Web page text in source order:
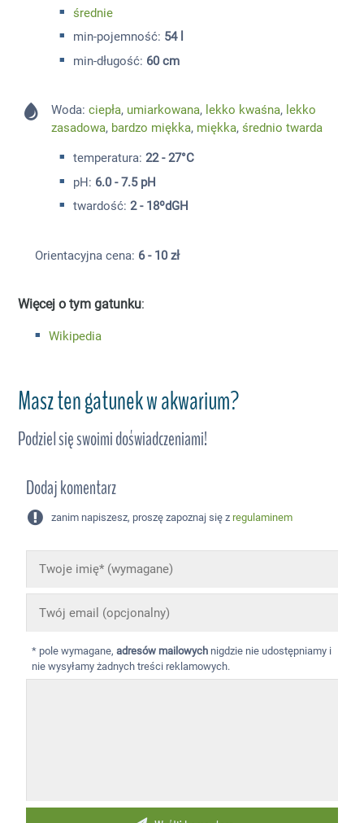
średnie
min-pojemność: 54 l
min-długość: 60 cm
Woda:ciepła, umiarkowana, lekko kwaśna, lekko
zasadowa, bardzo miękka, miękka,średnio twarda
temperatura: 22 - 27°C
pH: 6.0 - 7.5 pH
twardość: 2 - 18ºdGH
Orientacyjna cena: 6 - 10 zł
Więcej o tym gatunku:
Wikipedia
Masz ten gatunek w akwarium?
Podziel się swoimi doświadczeniami!
Dodaj komentarz
zanim napiszesz, proszę zapoznaj się z regulaminem
* pole wymagane,adresów mailowych nigdzie nie udostępniamy i
nie wysyłamy żadnych treści reklamowych.